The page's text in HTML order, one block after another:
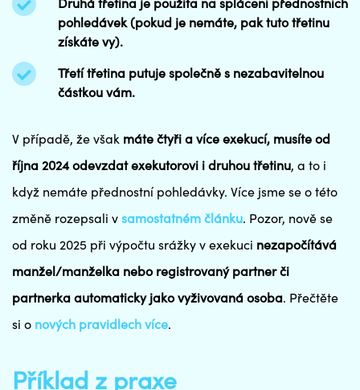
Druhá třetina je použita na splácení přednostních
pohledávek (pokud je nemáte, pak tuto třetinu
získáte vy).
Třetí třetina putuje společně s nezabavitelnou
částkou vám.
V případě, že však máte čtyři a více exekucí, musíte od
října 2024 odevzdat exekutorovi i druhou třetinu, a to i
když nemáte přednostní pohledávky. Více jsme se o této
změně rozepsali v samostatném článku. Pozor, nově se
od roku 2025 při výpočtu srážky v exekuci nezapočítává
manžel/manželka nebo registrovaný partner či
partnerka automaticky jako vyživovaná osoba. Přečtěte
si o nových pravidlech více.
Příklad z praxe